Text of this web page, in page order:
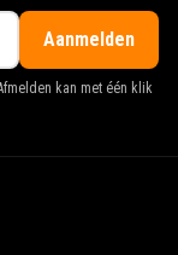
Aanmelden
kan met één klik